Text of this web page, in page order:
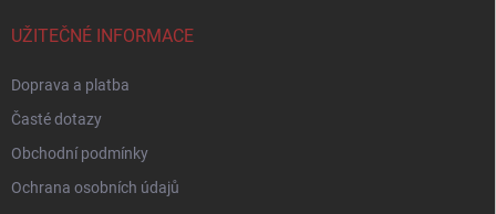
UŽITEČNÉ INFORMACE
Doprava a platba
Časté dotazy
Obchodní podmínky
Ochrana osobních údajů